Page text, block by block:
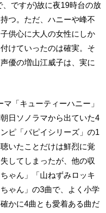
ですが)故に夜19時台の放
つ。ただ、ハニーや峰不
供心に大人の女性にしか
けていったのは確実。そ
優の増山江威子は、実に
「キューティーハニー」
日ソノラマから出ていた4
ピ「パピイシリーズ」の1
いたことだけは鮮烈に覚
してしまったが、他の収
ゃん」「山ねずみロッキ
ゃん」の3曲で、よく小学
かに4曲とも愛着ある曲だ